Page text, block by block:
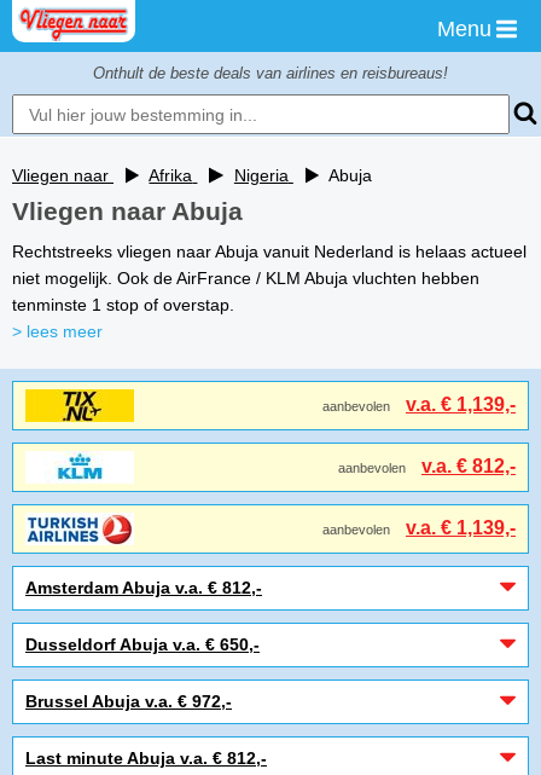
Menu
Onthult de beste deals van airlines en reisbureaus!
Vliegen naar Afrika Nigeria Abuja
Vliegen naar Abuja
Rechtstreeks vliegen naar Abuja vanuit Nederland is helaas actueel
niet mogelijk. Ook de AirFrance / KLM Abuja vluchten hebben
tenminste 1 stop of overstap.
> lees meer
aanbevolen v.a. € 1,139,-
aanbevolen v.a. € 812,-
aanbevolen v.a. € 1,139,-
Amsterdam Abuja v.a. € 812,-
Dusseldorf Abuja v.a. € 650,-
Brussel Abuja v.a. € 972,-
Last minute Abuja v.a. € 812,-